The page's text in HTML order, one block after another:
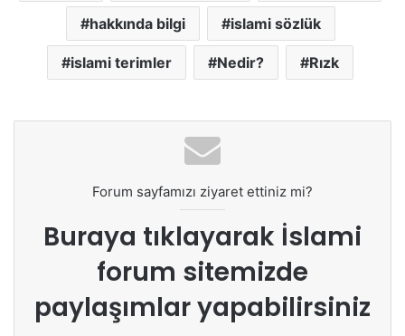
hakkında bilgi islami sözlük
islami terimler Nedir? Rızk
Forum sayfamızı ziyaret ettiniz mi?
Buraya tıklayarak İslami
forum sitemizde
paylaşımlar yapabilirsiniz